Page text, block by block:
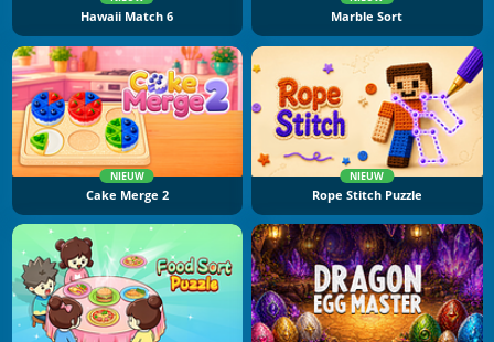
Hawaii Match 6 Marble Sort
NIEUW
Cake Merge 2
NIEUW
Rope Stitch Puzzle